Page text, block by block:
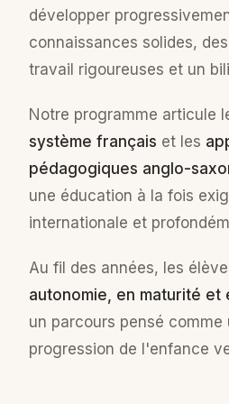
développer
connaissances solides,
travail rigoureuses et un
Notre programme articule
système français et les
pédagogiques anglo-
une éducation à la fois
internationale et
Au fil des années, les
autonomie, en maturité et
un parcours pensé comme
progression de l'enfance